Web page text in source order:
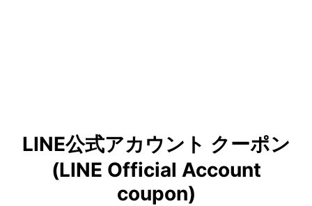
LINE公式アカウント クーポン
(LINE Official Account
coupon)